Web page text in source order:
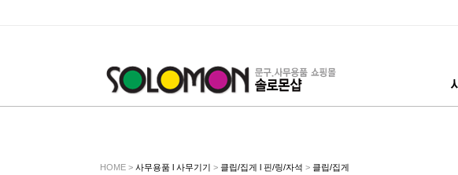
HOME > 사무용품 l 사무기기 > 클립/집게 l 핀/링/자석 > 클립/집게